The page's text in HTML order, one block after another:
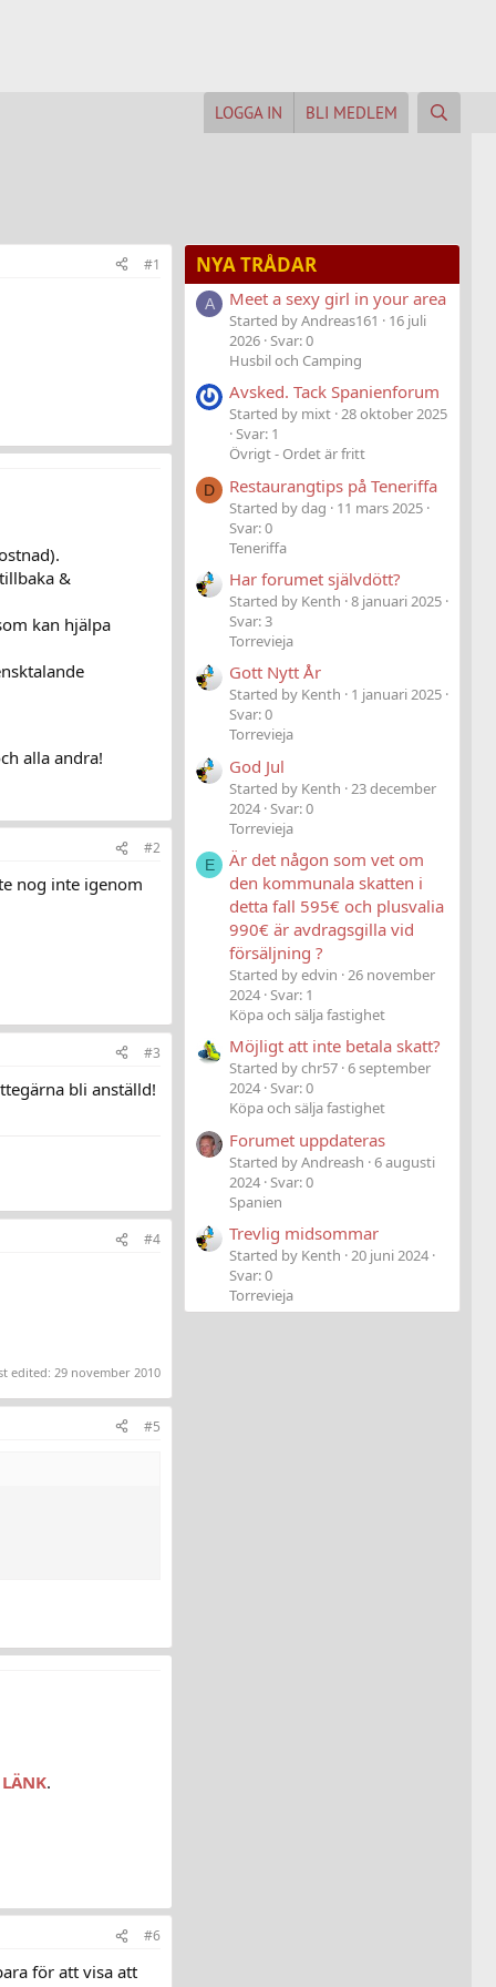
LOGGA IN BLI MEDLEM
#1
&
kan hjälpa
alla andra!
#2
nog inte igenom
#3
bli anställd!
#4
edited: 29 november 2010
#5
LÄNK.
#6
för att visa att
NYA TRÅDAR
A Meet a sexy girl in your area
Started by Andreas161
16 juli
2026 Svar: 0
Husbil och Camping
Avsked. Tack Spanienforum
Started by mixt 28 oktober 2025
Svar: 1
Övrigt - Ordet är fritt
D Restaurangtips på Teneriffa
Started by dag
11 mars 2025
Svar: 0
Teneriffa
Har forumet självdött?
Started by Kenth 8 januari 2025
Svar: 3
Torrevieja
Gott Nytt År
Started by Kenth
1 januari 2025
Svar: 0
Torrevieja
God Jul
Started by Kenth 23 december
2024 Svar: 0
Torrevieja
E
Är det någon som vet om
den kommunala skatten i
detta fall 595€ och plusvalia
990€ är avdragsgilla vid
försäljning ?
Started by edvin 26 november
2024 Svar: 1
Köpa och sälja fastighet
Möjligt att inte betala skatt?
Started by chr57 6 september
2024 Svar: 0
Köpa och sälja fastighet
Forumet uppdateras
Started by Andreash 6 augusti
2024 Svar: 0
Spanien
Trevlig midsommar
Started by Kenth 20 juni 2024
Svar: 0
Torrevieja